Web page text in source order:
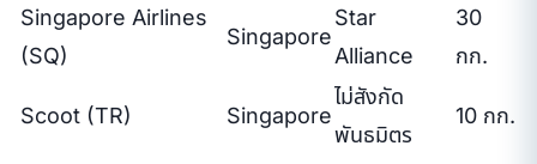
Singapore Airlines
(SQ)
Singapore
Star
Alliance
30
กก.
Scoot (TR) Singapore
ไม่สังกัด
พันธมิตร
10 กก.